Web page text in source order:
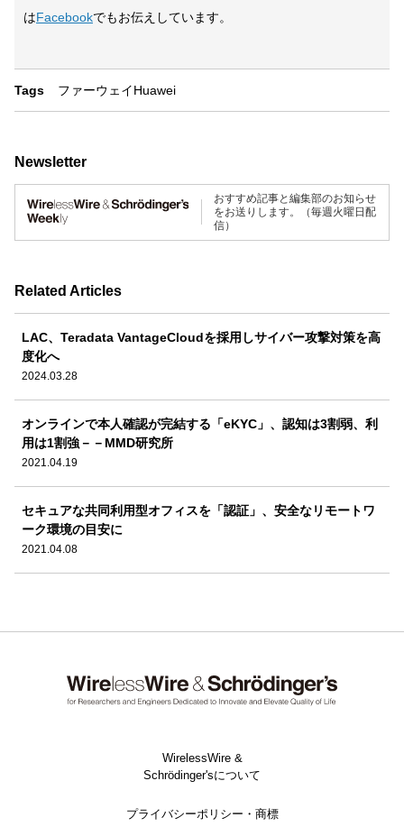
はFacebookでもお伝えしています。
Tags ファーウェイHuawei
Newsletter
おすすめ記事と編集部のお知らせ
をお送りします。（毎週火曜日配
信）
Related Articles
LAC、Teradata VantageCloudを採用しサイバー攻撃対策を高
度化へ
2024.03.28
オンラインで本人確認が完結する「eKYC」、認知は3割弱、利
用は1割強－－MMD研究所
2021.04.19
セキュアな共同利用型オフィスを「認証」、安全なリモートワ
ーク環境の目安に
2021.04.08
WirelessWire &
Schrödinger'sについて
プライバシーポリシー・商標